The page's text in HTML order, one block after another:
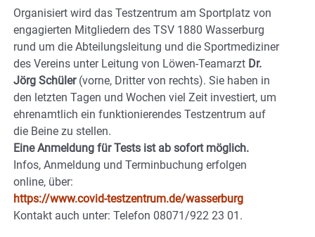
Organisiert wird das Testzentrum am Sportplatz von
engagierten Mitgliedern des TSV 1880 Wasserburg
rund um die Abteilungsleitung und die Sportmediziner
des Vereins unter Leitung von Löwen-Teamarzt Dr.
Jörg Schüler(vorne, Dritter von rechts). Sie haben in
den letzten Tagen und Wochen viel Zeit investiert, um
ehrenamtlich ein funktionierendes Testzentrum auf
die Beine zu stellen.
Eine Anmeldung für Tests ist ab sofort möglich.
Infos, Anmeldung und Terminbuchung erfolgen
online, über:
https://www.covid-testzentrum.de/wasserburg
Kontakt auch unter: Telefon 08071/922 23 01.